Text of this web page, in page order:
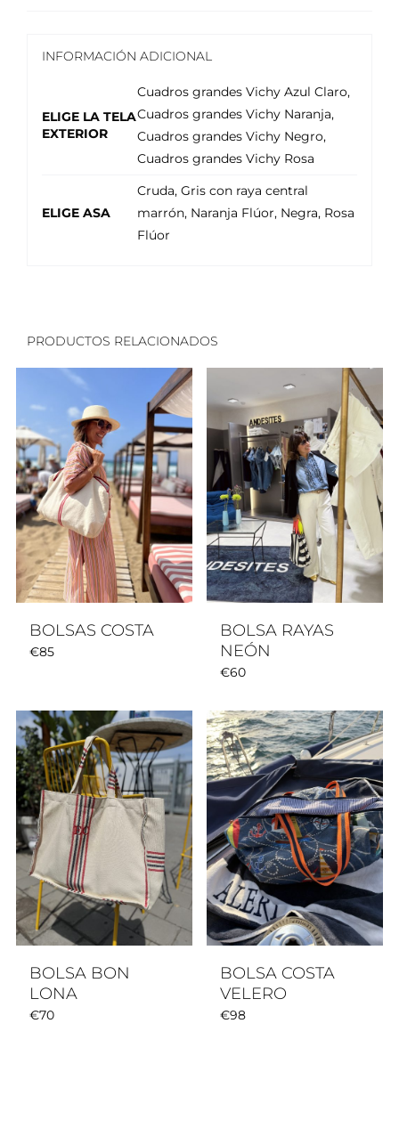
INFORMACIÓN ADICIONAL
ELIGE LA TELA
EXTERIOR
Cuadros grandes Vichy Azul Claro,
Cuadros grandes Vichy Naranja,
Cuadros grandes Vichy Negro,
Cuadros grandes Vichy Rosa
ELIGE ASA
Cruda, Gris con raya central
marrón, Naranja Flúor, Negra, Rosa
Flúor
PRODUCTOS RELACIONADOS
BOLSAS COSTA
€85
BOLSA RAYAS
NEÓN
€60
BOLSA BON
LONA
€70
BOLSA COSTA
VELERO
€98